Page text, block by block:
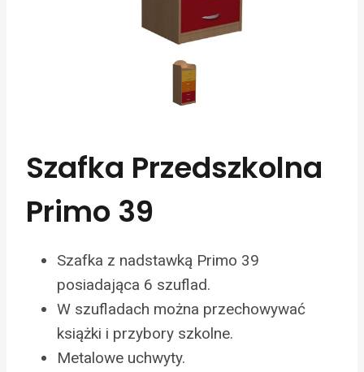
Szafka Przedszkolna
Primo 39
Szafka z nadstawką Primo 39
posiadająca 6 szuflad.
W szufladach można przechowywać
książki i przybory szkolne.
Metalowe uchwyty.